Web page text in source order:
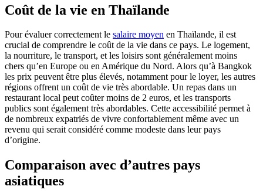
Coût de la vie en Thaïlande
Pour évaluer correctement le salaire moyen en Thaïlande, il est
crucial de comprendre le coût de la vie dans ce pays. Le logement,
la nourriture, le transport, et les loisirs sont généralement moins
chers qu’en Europe ou en Amérique du Nord. Alors qu’à Bangkok
les prix peuvent être plus élevés, notamment pour le loyer, les autres
régions offrent un coût de vie très abordable. Un repas dans un
restaurant local peut coûter moins de 2 euros, et les transports
publics sont également très abordables. Cette accessibilité permet à
de nombreux expatriés de vivre confortablement même avec un
revenu qui serait considéré comme modeste dans leur pays
d’origine.
Comparaison avec d’autres pays
asiatiques